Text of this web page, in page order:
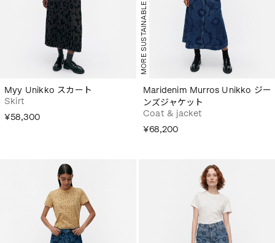
Myy Unikko スカート
Skirt
¥58,300
MORE SUSTAINABLE
Maridenim Murros Unikko ジー
ンズジャケット
Coat & jacket
¥68,200